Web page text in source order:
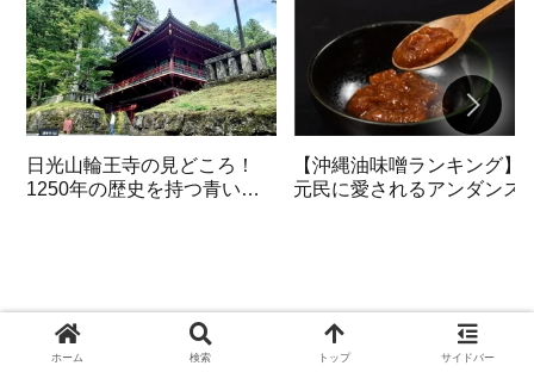
日光山輪王寺の見どころ！
1250年の歴史を持つ青い開
【沖縄油味噌ランキング】
元民に愛されるアンダンス
ホーム 検索 トップ サイドバー